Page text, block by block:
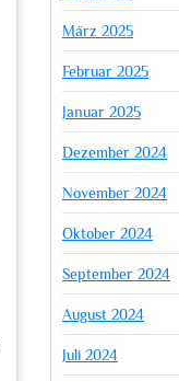
März 2025
Februar 2025
Januar 2025
Dezember 2024
November 2024
Oktober 2024
September 2024
August 2024
Juli 2024